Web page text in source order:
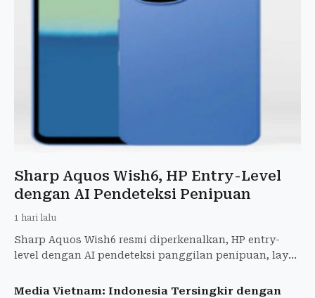
Sharp Aquos Wish6, HP Entry-Level
dengan AI Pendeteksi Penipuan
1 hari lalu
Sharp Aquos Wish6 resmi diperkenalkan, HP entry-
level dengan AI pendeteksi panggilan penipuan, layar
September 20
Media Vietnam: Indonesia Tersingkir dengan